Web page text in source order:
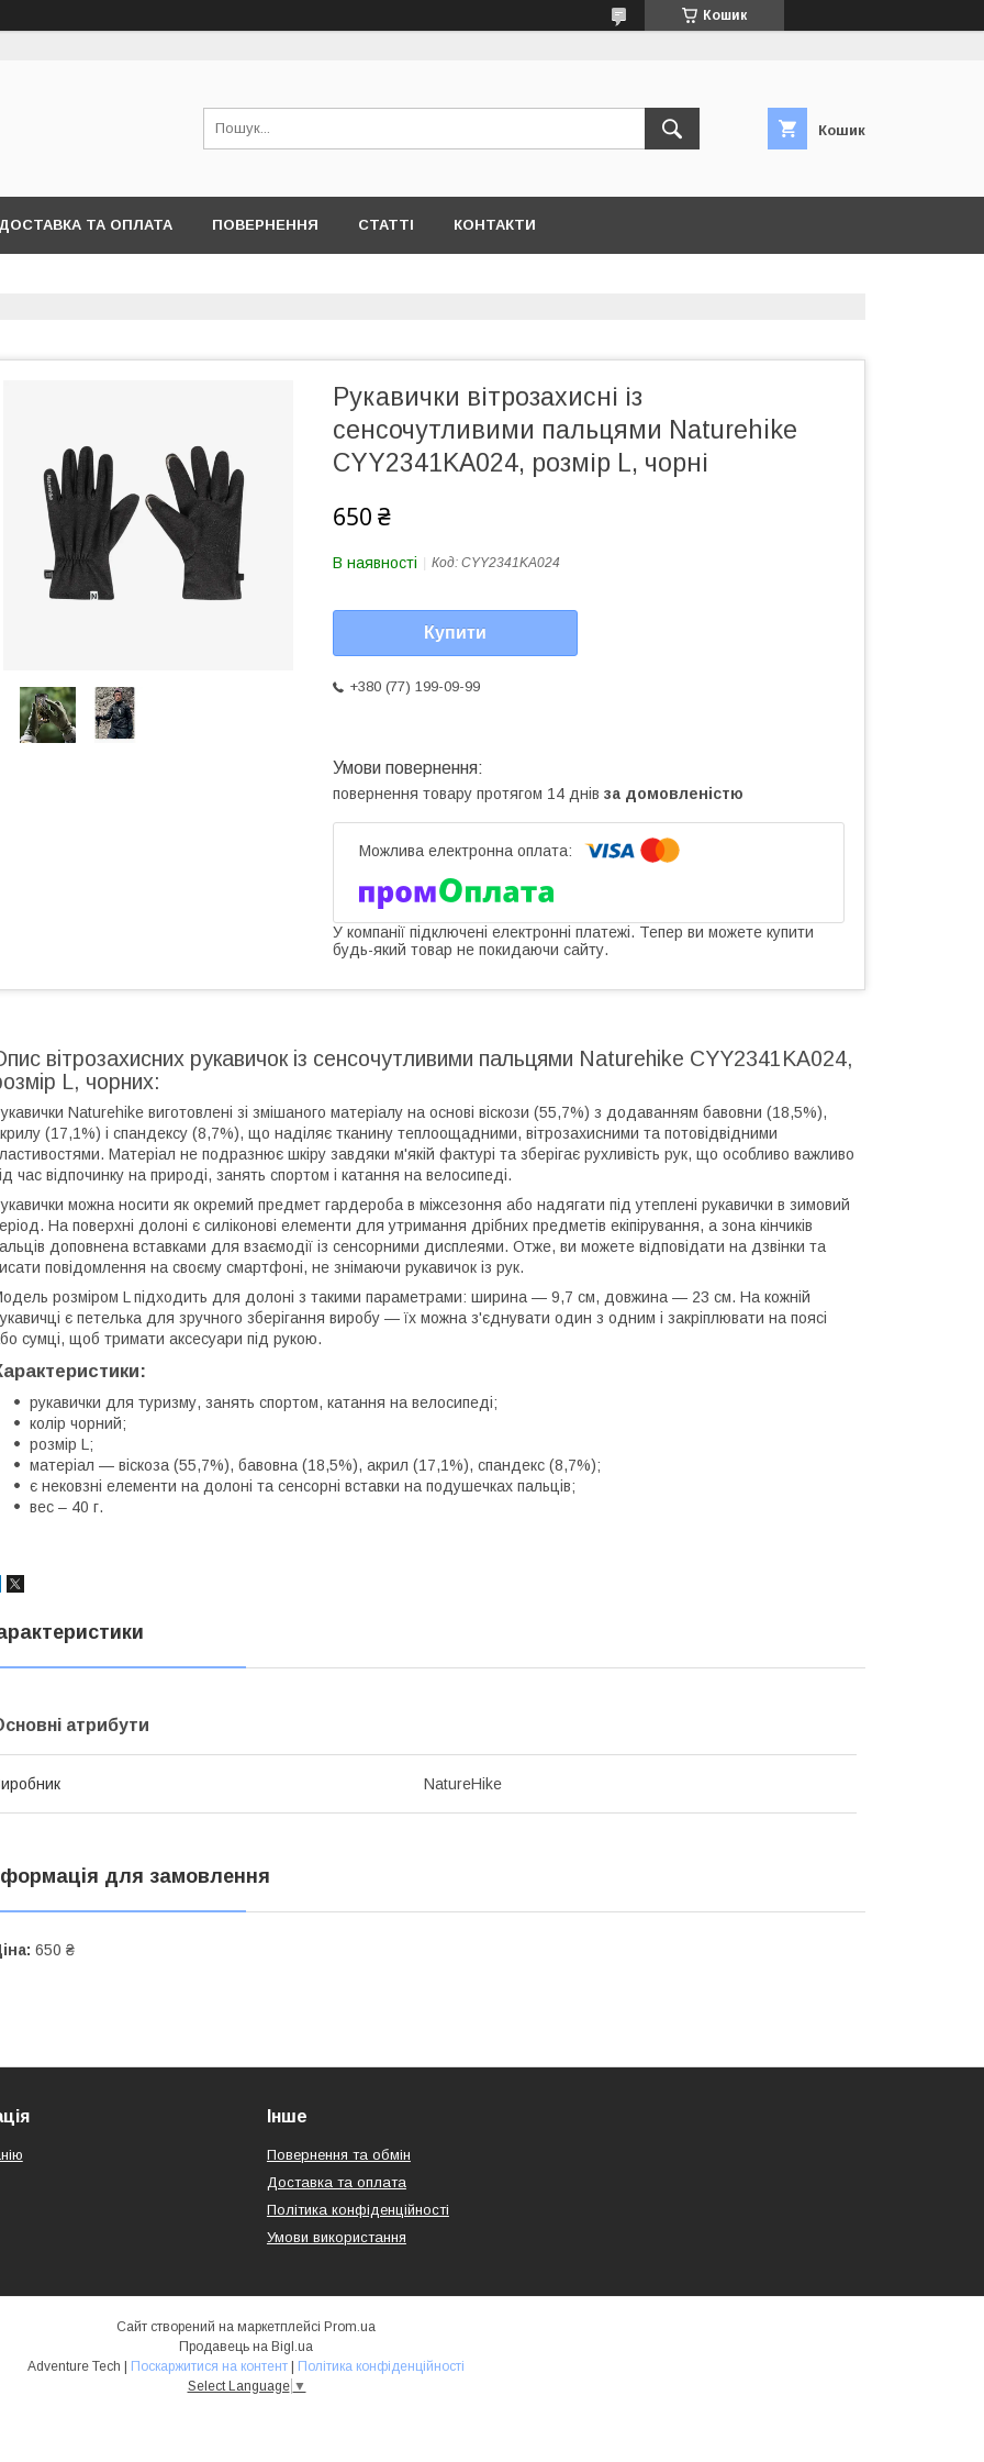
Кошик
Кошик
ДОСТАВКА ТА ОПЛАТА ПОВЕРНЕННЯ СТАТТІ КОНТАКТИ
Рукавички вітрозахисні із
сенсочутливими пальцями Naturehike
CYY2341KA024, розмір L, чорні
650 ₴
В наявності Код: CYY2341KA024
Купити
+380 (77) 199-09-99
повернення товару протягом 14 днів за домовленістю
У компанії підключені електронні платежі. Тепер ви можете купити
будь-який товар не покидаючи сайту.
вітрозахисних рукавичок із сенсочутливими пальцями Naturehike CYY2341KA024,
L, чорних:
Naturehike виготовлені зі змішаного матеріалу на основі віскози (55,7%) з додаванням бавовни (18,5%),
(17,1%) і спандексу (8,7%), що наділяє тканину теплоощадними, вітрозахисними та потовідвідними
Матеріал не подразнює шкіру завдяки м'якій фактурі та зберігає рухливість рук, що особливо важливо
час відпочинку на природі, занять спортом і катання на велосипеді.
можна носити як окремий предмет гардероба в міжсезоння або надягати під утеплені рукавички в зимовий
На поверхні долоні є силіконові елементи для утримання дрібних предметів екіпірування, а зона кінчиків
доповнена вставками для взаємодії із сенсорними дисплеями. Отже, ви можете відповідати на дзвінки та
повідомлення на своєму смартфоні, не знімаючи рукавичок із рук.
розміром L підходить для долоні з такими параметрами: ширина — 9,7 см, довжина — 23 см. На кожній
є петелька для зручного зберігання виробу — їх можна з'єднувати один з одним і закріплювати на поясі
сумці, щоб тримати аксесуари під рукою.
рукавички для туризму, занять спортом, катання на велосипеді;
колір чорний;
розмір L;
матеріал — віскоза (55,7%), бавовна (18,5%), акрил (17,1%), спандекс (8,7%);
є нековзні елементи на долоні та сенсорні вставки на подушечках пальців;
вес – 40 г.
атрибути
NatureHike
для замовлення
650 ₴
Інше
Повернення та обмін
Доставка та оплата
Політика конфіденційності
Умови використання
Сайт створений на маркетплейсі Prom.ua
Продавець на Bigl.ua
Adventure Tech | Поскаржитися на контент | Політика конфіденційності
Select Language ▼